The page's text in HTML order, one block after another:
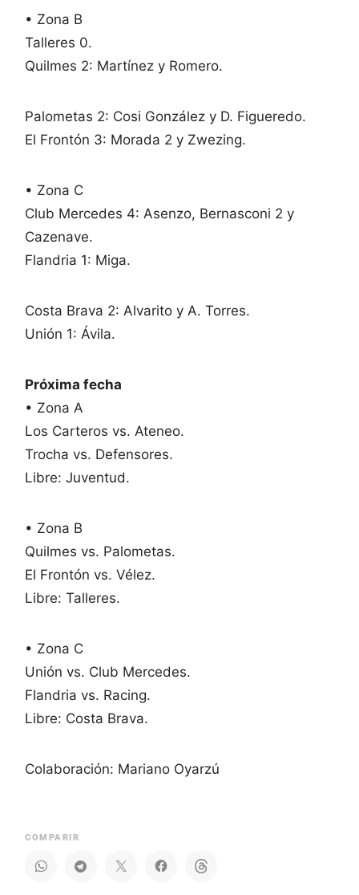
• Zona B
Talleres 0.
Quilmes 2: Martínez y Romero.
Palometas 2: Cosi González y D. Figueredo.
El Frontón 3: Morada 2 y Zwezing.
• Zona C
Club Mercedes 4: Asenzo, Bernasconi 2 y
Cazenave.
Flandria 1: Miga.
Costa Brava 2: Alvarito y A. Torres.
Unión 1: Ávila.
Próxima fecha
• Zona A
Los Carteros vs. Ateneo.
Trocha vs. Defensores.
Libre: Juventud.
• Zona B
Quilmes vs. Palometas.
El Frontón vs. Vélez.
Libre: Talleres.
• Zona C
Unión vs. Club Mercedes.
Flandria vs. Racing.
Libre: Costa Brava.
Colaboración: Mariano Oyarzú
COMPARIR